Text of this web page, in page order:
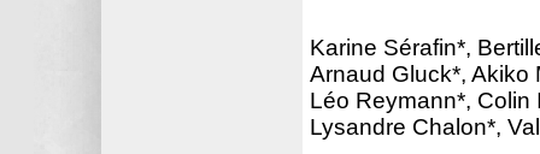
Karine Sérafin*,
Arnaud Gluck*, Akiko
Léo Reymann*, Colin
Lysandre Chalon*,